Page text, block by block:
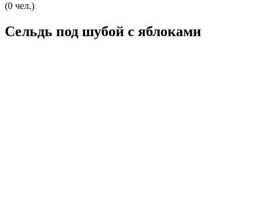
(0 чел.)
Сельдь под шубой с яблоками